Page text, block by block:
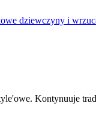
dziewczyny i
Kontynuuje